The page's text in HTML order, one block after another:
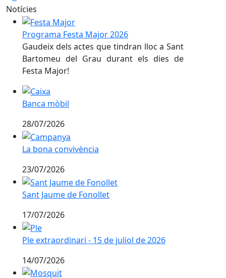
Notícies
Programa Festa Major 2026
Gaudeix dels actes que tindran lloc a Sant
Bartomeu del Grau durant els dies de
Festa Major!
Banca mòbil
Banca mòbil
28/07/2026
La bona convivència
La bona convivència
23/07/2026
Sant Jaume de Fonollet
Sant Jaume de Fonollet
17/07/2026
Ple extraordinari - 15 de juliol de 2026
Ple extraordinari - 15 de juliol de 2026
14/07/2026
Campanya mosquits